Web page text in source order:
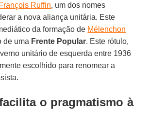
François Ruffin, um dos nomes
a nova aliança unitária. Este
da formação de Mélenchon
de uma Frente Popular. Este rótulo,
unitário de esquerda entre 1936
escolhido para renomear a
o pragmatismo à